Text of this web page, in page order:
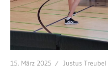
15. März 2025 Justus Treubel